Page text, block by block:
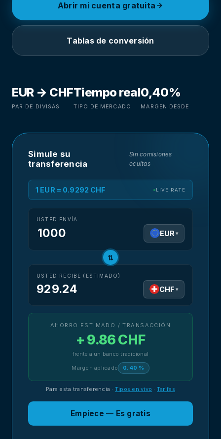
Abrir mi cuenta gratuita
Tablas de conversión
EUR → CHF
PAR DE DIVISAS
Tiempo real
TIPO DE MERCADO
0,40%
MARGEN DESDE
Simule su
transferencia
Sin comisiones
ocultas
1 EUR = 0.9292 CHF LIVE RATE
USTED ENVÍA
EUR ▾
⇅
USTED RECIBE (ESTIMADO)
929.24 CHF ▾
AHORRO ESTIMADO / TRANSACCIÓN
+ 9.86 CHF
frente a un banco tradicional
Margen aplicado 0.40 %
Para esta transferencia · Tipos en vivo · Tarifas
Empiece — Es gratis